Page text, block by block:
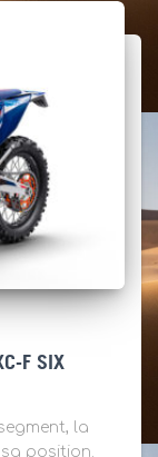
F SIX
la
position.